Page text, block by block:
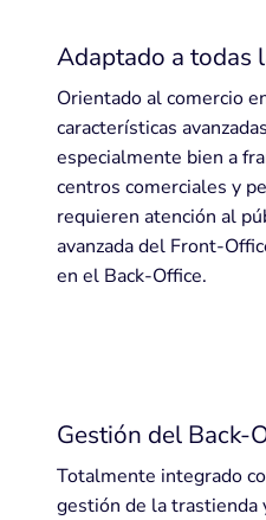
Adaptado a todas
Orientado al comercio
características
especialmente bien a
centros comerciales y
requieren atención al
avanzada del Front-
en el Back-Office.
Gestión del Back-
Totalmente integrado
gestión de la trastienda